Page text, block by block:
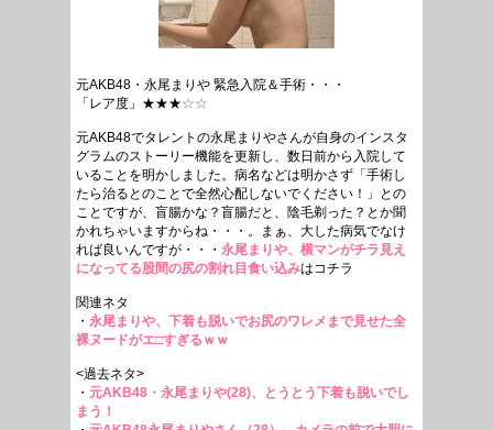
元AKB48・永尾まりや 緊急入院＆手術・・・
「レア度」★★★☆☆
元AKB48でタレントの永尾まりやさんが自身のインスタ
グラムのストーリー機能を更新し、数日前から入院して
いることを明かしました。病名などは明かさず「手術し
たら治るとのことで全然心配しないでください！」との
ことですが、盲腸かな？盲腸だと、陰毛剃った？とか聞
かれちゃいますからね・・・。まぁ、大した病気でなけ
れば良いんですが・・・ 永尾まりや、横マンがチラ見え
になってる股間の尻の割れ目食い込みはコチラ
関連ネタ
・ 永尾まりや、下着も脱いでお尻のワレメまで見せた全
裸ヌードがエ□すぎるｗｗ
<過去ネタ>
・ 元AKB48・永尾まりや(28)、とうとう下着も脱いでし
まう！